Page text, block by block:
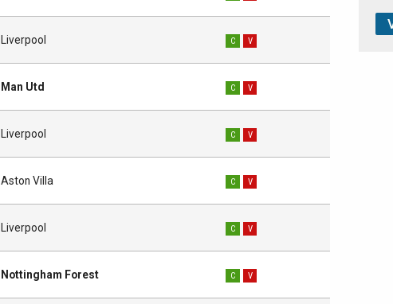
Liverpool C V
Man Utd C V
Liverpool C V
Aston Villa C V
Liverpool C V
Nottingham Forest C V